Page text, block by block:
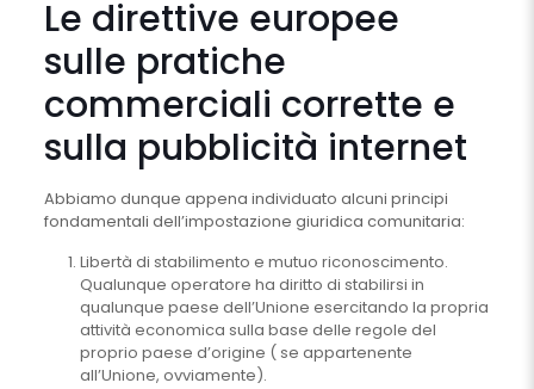
Le direttive europee
sulle pratiche
commerciali corrette e
sulla pubblicità internet
Abbiamo dunque appena individuato alcuni principi
fondamentali dell’impostazione giuridica comunitaria:
Libertà di stabilimento e mutuo riconoscimento.
Qualunque operatore ha diritto di stabilirsi in
qualunque paese dell’Unione esercitando la propria
attività economica sulla base delle regole del
proprio paese d’origine ( se appartenente
all’Unione, ovviamente).